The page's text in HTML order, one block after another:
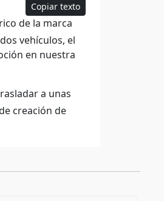
Copiar texto
de la marca
vehículos, el
en nuestra
a unas
creación de